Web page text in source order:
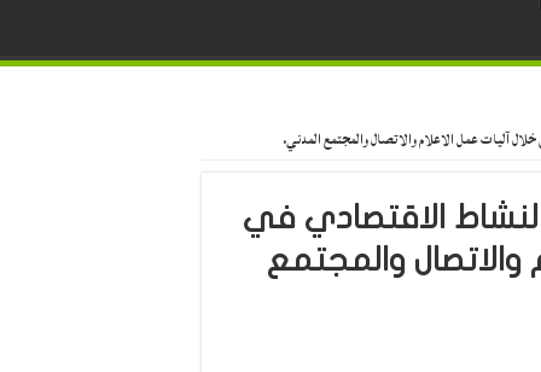
آليات عمل الاعلام والاتصال والمجتمع المدني.
الاقتصادي في
والاتصال والمجتمع